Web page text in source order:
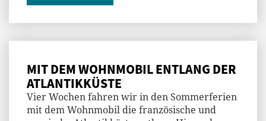
MIT DEM WOHNMOBIL ENTLANG DER
ATLANTIKKÜSTE
Vier Wochen fahren wir in den Sommerferien
mit dem Wohnmobil die französische und